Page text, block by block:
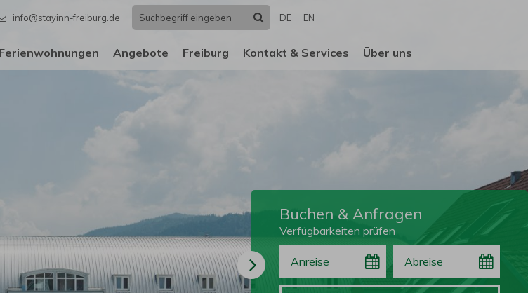
info@stayinn-freiburg.de Suchen
DE EN
Ferienwohnungen Angebote Freiburg Kontakt & Services Über uns
Buchen & Anfragen
Verfügbarkeiten prüfen